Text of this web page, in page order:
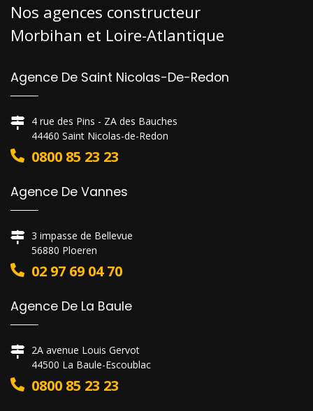
Nos agences constructeur
Morbihan et Loire-Atlantique
Agence De Saint Nicolas-De-Redon
4 rue des Pins - ZA des Bauches
44460 Saint Nicolas-de-Redon
0800 85 23 23
Agence De Vannes
3 impasse de Bellevue
56880 Ploeren
02 97 69 04 70
Agence De La Baule
2A avenue Louis Gervot
44500 La Baule-Escoublac
0800 85 23 23